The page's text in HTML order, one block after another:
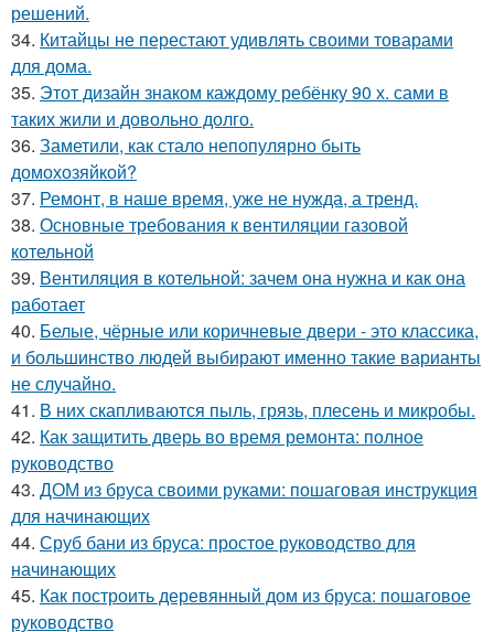
решений.
34. Китайцы не перестают удивлять своими товарами
для дома.
35. Этот дизайн знаком каждому ребёнку 90 х. сами в
таких жили и довольно долго.
36. Заметили, как стало непопулярно быть
домохозяйкой?
37. Ремонт, в наше время, уже не нужда, а тренд.
38. Основные требования к вентиляции газовой
котельной
39. Вентиляция в котельной: зачем она нужна и как она
работает
40. Белые, чёрные или коричневые двери - это классика,
и большинство людей выбирают именно такие варианты
не случайно.
41. В них скапливаются пыль, грязь, плесень и микробы.
42. Как защитить дверь во время ремонта: полное
руководство
43. ДОМ из бруса своими руками: пошаговая инструкция
для начинающих
44. Сруб бани из бруса: простое руководство для
начинающих
45. Как построить деревянный дом из бруса: пошаговое
руководство